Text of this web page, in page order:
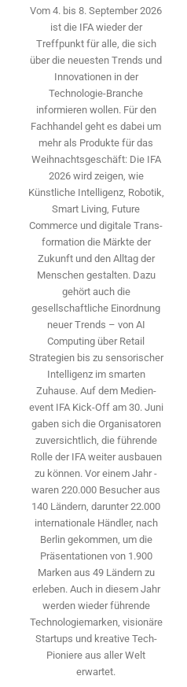
Vom 4. bis 8. September 2026
ist die IFA wieder der
Treffpunkt für alle, die sich
über die neuesten Trends und
Innovationen in der
Technologie-­Branche
informieren wollen. Für den
Fachhandel geht es dabei um
mehr als Produkte für das
Weihnachtsgeschäft: Die IFA
2026 wird ­zeigen, wie
Künstliche Intelligenz, Robotik,
Smart Living, Future
Commerce und digitale Trans­
formation die Märkte der
Zukunft und den Alltag der
Menschen gestalten. Dazu
gehört auch die
gesellschaftliche Einordnung
neuer Trends – von AI
Computing über Retail
Strategien bis zu sensorischer
Intelligenz im smarten
Zuhause. Auf dem Medien­
event IFA Kick-Off am 30. Juni
gaben sich die Organisatoren
zuversichtlich, die führende
Rolle der IFA weiter ausbauen
zu können. Vor einem Jahr ­
waren 220.000 Besucher aus
140 ­Ländern, ­darunter 22.000
internationale Händler, nach
Berlin gekommen, um die
Präsen­tationen von 1.900
Marken aus 49 Ländern zu
erleben. Auch in diesem Jahr
werden wieder führende
Technologiemarken, visionäre
Startups und ­kreative Tech-
Pioniere aus aller Welt
erwartet.